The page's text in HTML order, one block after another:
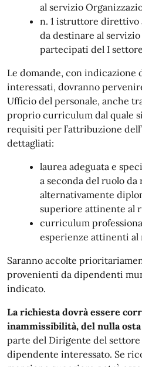
al servizio
n. 1 istruttore
da destinare al
partecipati del I
Le domande, con indicazione
interessati, dovranno
Ufficio del personale, anche
proprio curriculum dal quale
requisiti per l’attribuzione
dettagliati:
laurea adeguata e
a seconda del ruolo
alternativamente
superiore attinente al
curriculum
esperienze attinenti
Saranno accolte
provenienti da dipendenti
indicato.
La richiesta dovrà essere
inammissibilità, del nulla
parte del Dirigente del
dipendente interessato. Se